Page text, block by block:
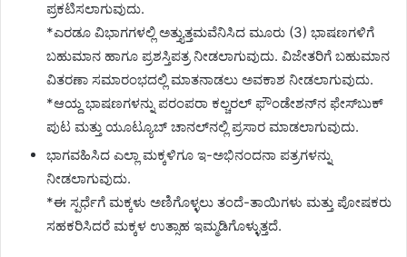
ಪ್ರಕಟಿಸಲಾಗುವುದು.
*ಎರಡೂ ವಿಭಾಗಗಳಲ್ಲಿ ಅತ್ತ್ಯುತ್ತಮವೆನಿಸಿದ ಮೂರು (3) ಭಾಷಣಗಳಿಗೆ
ಬಹುಮಾನ ಹಾಗೂ ಪ್ರಶಸ್ತಿಪತ್ರ ನೀಡಲಾಗುವುದು. ವಿಜೇತರಿಗೆ ಬಹುಮಾನ
ವಿತರಣಾ ಸಮಾರಂಭದಲ್ಲಿ ಮಾತನಾಡಲು ಅವಕಾಶ ನೀಡಲಾಗುವುದು.
*ಆಯ್ದ ಭಾಷಣಗಳನ್ನು ಪರಂಪರಾ ಕಲ್ಚರಲ್ ಫೌಂಡೇಶನ್‍ನ ಫೇಸ್‍ಬುಕ್
ಪುಟ ಮತ್ತು ಯೂಟ್ಯೂಬ್ ಚಾನಲ್‍ನಲ್ಲಿ ಪ್ರಸಾರ ಮಾಡಲಾಗುವುದು.
ಭಾಗವಹಿಸಿದ ಎಲ್ಲಾ ಮಕ್ಕಳಿಗೂ ಇ-ಅಭಿನಂದನಾ ಪತ್ರಗಳನ್ನು
ನೀಡಲಾಗುವುದು.
*ಈ ಸ್ಪರ್ಧೆಗೆ ಮಕ್ಕಳು ಅಣಿಗೊಳ್ಳಲು ತಂದೆ-ತಾಯಿಗಳು ಮತ್ತು ಪೋಷಕರು
ಸಹಕರಿಸಿದರೆ ಮಕ್ಕಳ ಉತ್ಸಾಹ ಇಮ್ಮಡಿಗೊಳ್ಳುತ್ತದೆ.